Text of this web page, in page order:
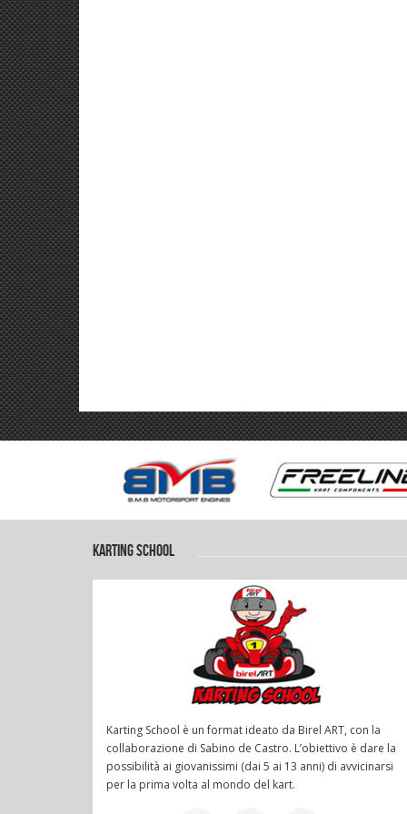
KARTING SCHOOL
Karting School è un format ideato da Birel ART, con la
collaborazione di Sabino de Castro. L’obiettivo è dare la
possibilità ai giovanissimi (dai 5 ai 13 anni) di avvicinarsi
per la prima volta al mondo del kart.